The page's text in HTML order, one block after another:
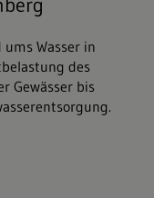
Wasser in
des
Gewässer bis